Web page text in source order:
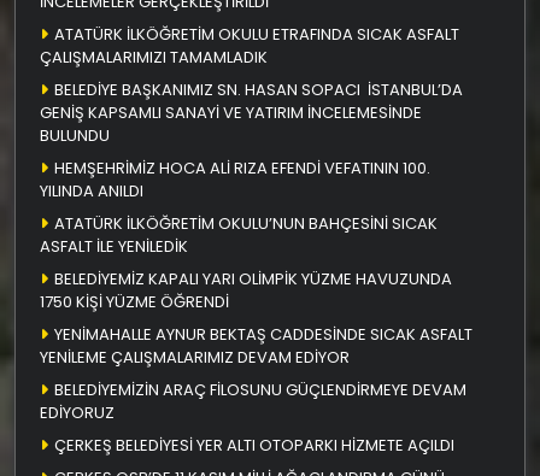
ATATÜRK İLKÖĞRETİM OKULU ETRAFINDA SICAK ASFALT
ÇALIŞMALARIMIZI TAMAMLADIK
BELEDİYE BAŞKANIMIZ SN. HASAN SOPACI İSTANBUL’DA
GENİŞ KAPSAMLI SANAYİ VE YATIRIM İNCELEMESİNDE
BULUNDU
HEMŞEHRİMİZ HOCA ALİ RIZA EFENDİ VEFATININ 100.
YILINDA ANILDI
ATATÜRK İLKÖĞRETİM OKULU’NUN BAHÇESİNİ SICAK
ASFALT İLE YENİLEDİK
BELEDİYEMİZ KAPALI YARI OLİMPİK YÜZME HAVUZUNDA
1750 KİŞİ YÜZME ÖĞRENDİ
YENİMAHALLE AYNUR BEKTAŞ CADDESİNDE SICAK ASFALT
YENİLEME ÇALIŞMALARIMIZ DEVAM EDİYOR
BELEDİYEMİZİN ARAÇ FİLOSUNU GÜÇLENDİRMEYE DEVAM
EDİYORUZ
ÇERKEŞ BELEDİYESİ YER ALTI OTOPARKI HİZMETE AÇILDI